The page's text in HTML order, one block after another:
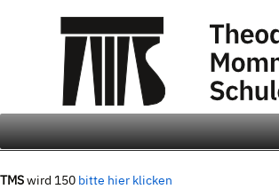
TMSwird 150 bitte hier klicken